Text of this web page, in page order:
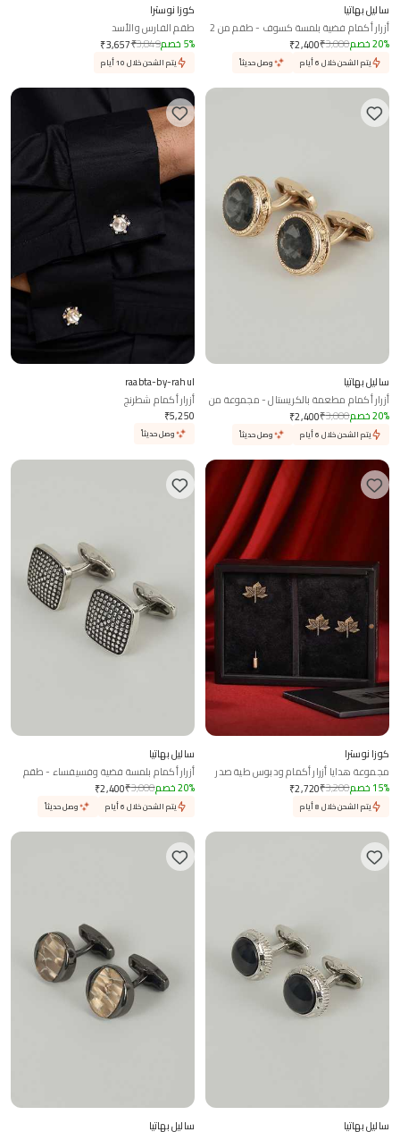
ساليل بهاتيا
أزرار أكمام فضية بلمسة كسوف - طقم من 2
₹2,400₹3,000 20% خصم
يتم الشحن خلال 6 أيام وصل حديثاً
كوزا نوسترا
طقم الفارس والأسد
₹3,657₹3,849 5% خصم
يتم الشحن خلال 10 أيام
ساليل بهاتيا
أزرار أكمام مطعمة بالكريستال - مجموعة من
2
₹2,400₹3,000 20% خصم
يتم الشحن خلال 6 أيام وصل حديثاً
raabta-by-rahul
أزرار أكمام شطرنج
₹5,250
وصل حديثاً
كوزا نوسترا
مجموعة هدايا أزرار أكمام ودبوس طية صدر
السترة بتصميم ورقة القيقب المنحوتة
₹2,720₹3,200 15% خصم
يتم الشحن خلال 8 أيام
ساليل بهاتيا
أزرار أكمام بلمسة فضية وفسيفساء - طقم
من 2
₹2,400₹3,000 20% خصم
يتم الشحن خلال 6 أيام وصل حديثاً
ساليل بهاتيا
ساليل بهاتيا